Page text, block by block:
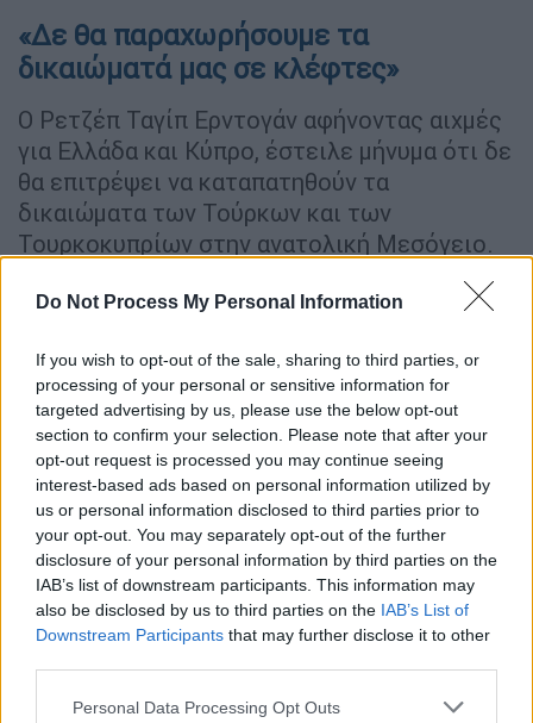
Do Not Process My Personal Information
If you wish to opt-out of the sale, sharing to third parties, or
processing of your personal or sensitive information for
targeted advertising by us, please use the below opt-out
section to confirm your selection. Please note that after your
opt-out request is processed you may continue seeing
interest-based ads based on personal information utilized by
us or personal information disclosed to third parties prior to
your opt-out. You may separately opt-out of the further
disclosure of your personal information by third parties on the
IAB’s list of downstream participants. This information may
also be disclosed by us to third parties on the IAB’s List of
Downstream Participants that may further disclose it to other
Please note that this website/app uses one or more Google
Personal Data Processing Opt Outs
«Δε θα παραχωρήσουμε τα
δικαιώματά μας σε κλέφτες»
Ο Ρετζέπ Ταγίπ Ερντογάν αφήνοντας αιχμές
για Ελλάδα και Κύπρο, έστειλε μήνυμα ότι δε
θα επιτρέψει να καταπατηθούν τα
δικαιώματα των Τούρκων και των
Τουρκοκυπρίων στην ανατολική Μεσόγειο.
«Ως μία χώρα που περιστοιχιζόμαστε από 3
Μαύρη Θάλασσα αλλά και τη Μεσόγειο τα
δικαιώματα των Τ/Κ. Κανείς να μην έχει
αμφιβολία γι’ αυτό. Εμείς ούτε
σφετεριζόμαστε τα δικαιώματα κανενός,
ούτε παραχωρούμε τα δικά μας δικαιώματα
σε κλέφτες. Ποτέ δεν επιτρέψαμε να
καπηλευτούν κάτι που είναι δικό μας με βία
ή απειλές. Βλέπουμε την ενέργεια όχι ως
στοιχείο έντασης και σύγκρουση, αλλά ως το
κλειδί της περιφερειακής συνεργασίας. Γι’
αυτό προσπαθούμε να συνεργαστούμε με
τους παίκτες της περιοχής. Τα